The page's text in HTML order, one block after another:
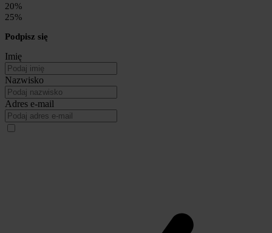
20%
25%
Podpisz się
Imię
Nazwisko
Adres e-mail